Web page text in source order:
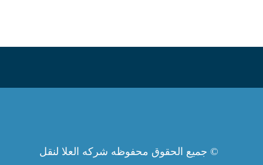
© جميع الحقوق محفوظه شركه العلا لنقل